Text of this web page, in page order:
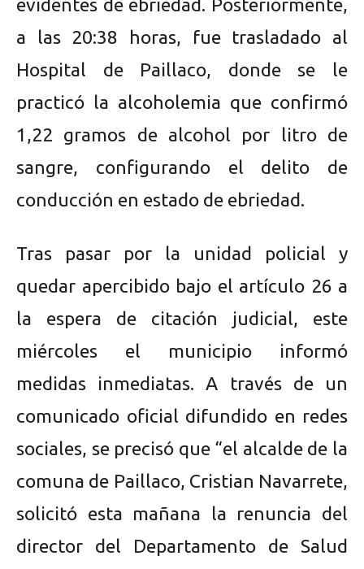
evidentes de ebriedad. Posteriormente,
a las 20:38 horas, fue trasladado al
Hospital de Paillaco, donde se le
practicó la alcoholemia que confirmó
1,22 gramos de alcohol por litro de
sangre, configurando el delito de
conducción en estado de ebriedad.
Tras pasar por la unidad policial y
quedar apercibido bajo el artículo 26 a
la espera de citación judicial, este
miércoles el municipio informó
medidas inmediatas. A través de un
comunicado oficial difundido en redes
sociales, se precisó que “el alcalde de la
comuna de Paillaco, Cristian Navarrete,
solicitó esta mañana la renuncia del
director del Departamento de Salud